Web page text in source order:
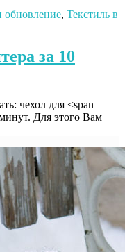
обновление, Текстиль в
за 10
чехол для <span
Для этого Вам